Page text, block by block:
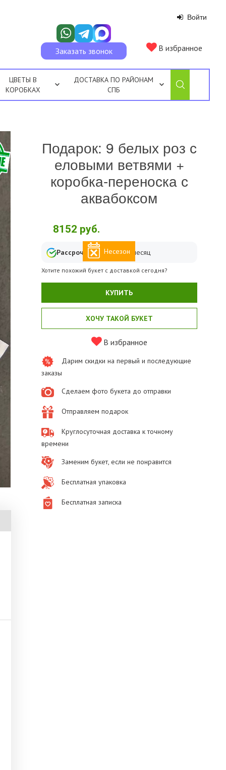
Войти
Заказать звонок В избранное
ЦВЕТЫ В
КОРОБКАХ
ДОСТАВКА ПО РАЙОНАМ
СПБ
Подарок: 9 белых роз с
еловыми ветвями +
коробка-переноска с
аквабоксом
Несезон
8152 руб.
Рассрочкаот 1359₽ в месяц
Хотите похожий букет с доставкой сегодня?
КУПИТЬ
ХОЧУ ТАКОЙ БУКЕТ
В избранное
Дарим скидки на первый и последующие
заказы
Сделаем фото букета до отправки
Отправляем подарок
Круглосуточная доставка к точному
времени
Заменим букет, если не понравится
Бесплатная упаковка
Бесплатная записка